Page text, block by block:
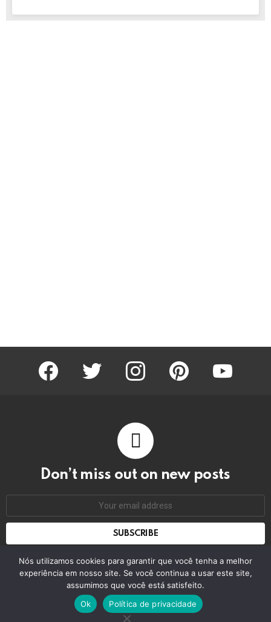
facebook twitter instagram pinterest youtube
Don’t miss out on new posts
© 2026 by bring the pixel. Remember to change this
Contact us
Nós utilizamos cookies para garantir que você tenha a melhor
experiência em nosso site. Se você continua a usar este site,
assumimos que você está satisfeito.
Ok
Política de privacidade